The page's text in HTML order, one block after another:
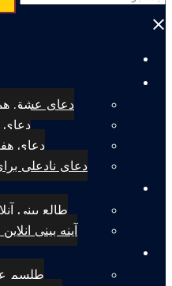
برای:
Close
دعای عشق همیشگی
دعای
دعای هفت
دعای نادعلی برای
طالع بینی آنلاین
آینه بینی انلاین +
طلسم عاشق